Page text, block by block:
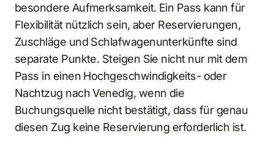
besondere Aufmerksamkeit. Ein Pass kann für
Flexibilität nützlich sein, aber Reservierungen,
Zuschläge und Schlafwagenunterkünfte sind
separate Punkte. Steigen Sie nicht nur mit dem
Pass in einen Hochgeschwindigkeits- oder
Nachtzug nach Venedig, wenn die
Buchungsquelle nicht bestätigt, dass für genau
diesen Zug keine Reservierung erforderlich ist.